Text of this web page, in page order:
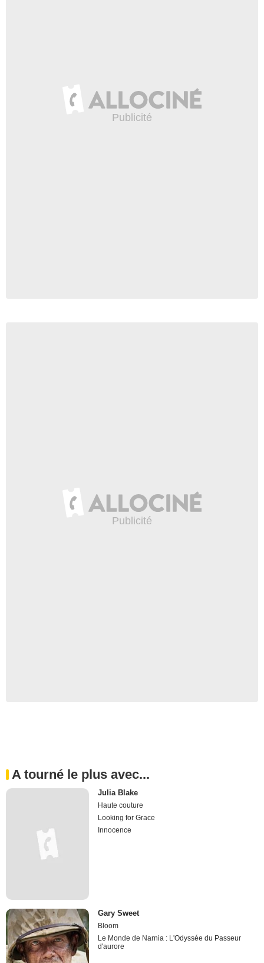
A tourné le plus avec...
Julia Blake
Haute couture
Looking for Grace
Innocence
Gary Sweet
Bloom
Le Monde de Narnia : L'Odyssée du Passeur
d'aurore